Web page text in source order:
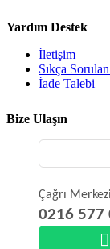
Yardım Destek
İletişim
Sıkça
İade Talebi
Bize Ulaşın
Çağrı
0216 577